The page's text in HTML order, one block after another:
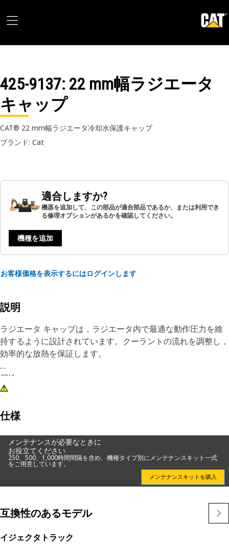
425-9137: 22 mm幅ラジエータ
キャップ
CAT® 22 mm幅ラジエータ冷却水保護キャップ
ブランド: Cat
適合しますか?
機器を追加して、この部品が適合部品であるか、または利用でき
る修理オプションがあるかを確認してください。
機種を追加
お客様価格を表示するにはログインします
説明
ラジエータ キャップは，ラジエータ内で最適な動作圧力を維
持するように設計されています。クーラントの流れを調整し，
効率的な放熱を保証します。
属性：
• 安全で信頼性の高いシーリングを提供する設計
築されています
用途：
ラジエータ キャップは，しっかりと密閉されるように設計さ
れており，冷却水の損失，過熱，エンジンの損傷の可能性を防
ぎ，機械の適切な機能と寿命に貢献します。
仕様
メンテナンスが必要なときに
お役立てください
250、500、1,000時間間隔を含め、機種タイプ別にメンテナンスキット一式
をご用意しています。
メンテナンスキットを購入
互換性のあるモデル
イジェクタトラック